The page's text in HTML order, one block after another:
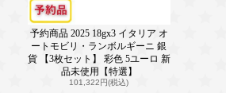
予約商品 2025 18gx3 イタリア オ
ートモビリ・ランボルギーニ 銀
貨 【3枚セット】 彩色 5ユーロ 新
品未使用【特選】
101,322円(税込)